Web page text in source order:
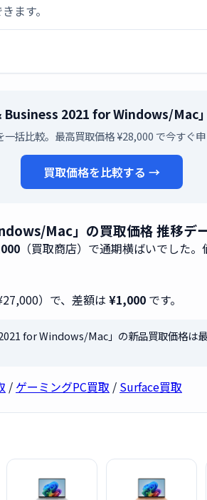
ます。
2021 for Windows/Mac
括比較。最高買取価格 ¥28,000 で今すぐ申
買取価格を比較する →
Mac」の買取価格 推移デ
（買取商店）で通期横ばいでした
¥27,000）で、差額は ¥1,000 です。
for Windows/Mac」の新品買取価格は
/ ゲーミングPC買取 / Surface買取